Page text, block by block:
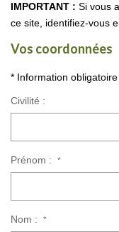
IMPORTANT : Si vous
ce site, identifiez-vous
Vos coordonnées
* Information obligatoire
Civilité :
Prénom : *
Nom : *